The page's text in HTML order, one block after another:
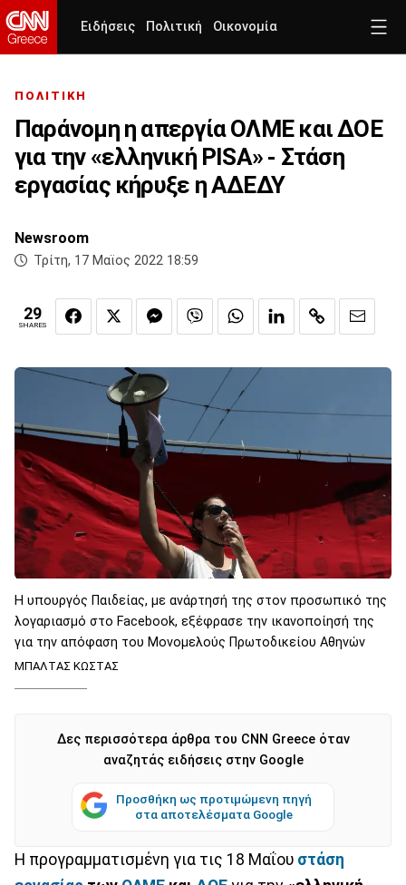
Ειδήσεις Πολιτική Οικονομία
ΠΟΛΙΤΙΚΗ
Παράνομη η απεργία ΟΛΜΕ και ΔΟΕ
για την «ελληνική PISA» - Στάση
εργασίας κήρυξε η ΑΔΕΔΥ
Newsroom
Τρίτη, 17 Μαϊος 2022 18:59
29
SHARES
Η υπουργός Παιδείας, με ανάρτησή της στον προσωπικό της
λογαριασμό στο Facebook, εξέφρασε την ικανοποίησή της
για την απόφαση του Μονομελούς Πρωτοδικείου Αθηνών
ΜΠΑΛΤΑΣ ΚΩΣΤΑΣ
Δες περισσότερα άρθρα του CNN Greece όταν
αναζητάς ειδήσεις στην Google
Προσθήκη ως προτιμώμενη πηγή
στα αποτελέσματα Google
Η προγραμματισμένη για τις 18 Μαΐου στάση